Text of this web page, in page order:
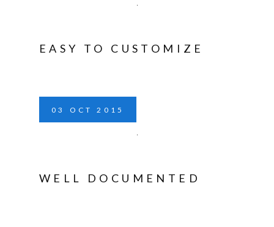
EASY TO CUSTOMIZE
03 OCT 2015
WELL DOCUMENTED